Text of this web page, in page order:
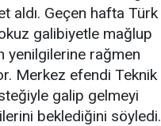
aldı. Geçen hafta Türk
galibiyetle mağlup
yenilgilerine rağmen
Merkez efendi Teknik
galip gelmeyi
beklediğini söyledi.